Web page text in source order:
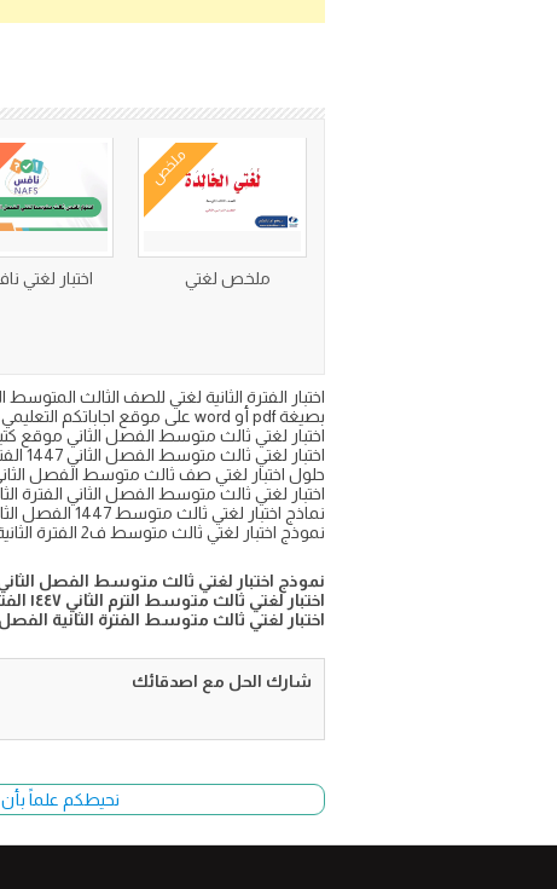
ملخص
ملخص لغتي اختبار لغتي
بصيغة pdf أو word على موقع اجاباتكم التعليمي
اختبار لغتي ثالث متوسط الفصل الثاني موقع
اختبار لغتي ثالث متوسط الفصل الثاني 1447 الفترة الثانية
حلول اختبار لغتي صف ثالث متوسط الفصل
اختبار لغتي ثالث متوسط الفصل الثاني الفترة الثانية
نماذج اختبار لغتي ثالث متوسط 1447 الفصل الثاني
نموذج اختبار لغتي ثالث متوسط ف2 الفترة الثانية
نموذج اختبار لغتي ثالث متوسط الفصل الثاني
اختبار لغتي ثالث متوسط الترم الثاني ١٤٤٧ الفتره الثانية
اختبار لغتي ثالث متوسط الفترة الثانية الفصل
شارك الحل مع اصدقائك
نحيطكم علماً بأن